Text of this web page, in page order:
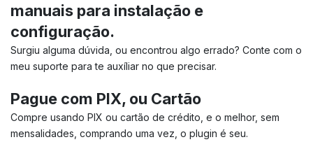
manuais para instalação e
configuração.
Surgiu alguma dúvida, ou encontrou algo errado? Conte com o
meu suporte para te auxíliar no que precisar.
Pague com PIX, ou Cartão
Compre usando PIX ou cartão de crédito, e o melhor, sem
mensalidades, comprando uma vez, o plugin é seu.